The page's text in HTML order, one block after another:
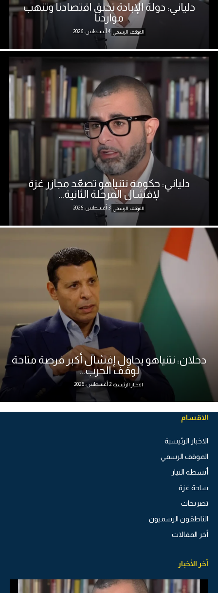
دلياني: دولة الإبادة تخنق اقتصادنا وتنهب
مواردنا
الموقف الرسمي 4 أغسطس، 2026
دلياني: حكومة نتنياهو تصعّد مجازر غزة
لإفشال المرحلة الثانية...
الموقف الرسمي 3 أغسطس، 2026
دحلان: نتنياهو يحاول إفشال أكبر فرصة متاحة
لوقف الحرب...
الاخبار الرئيسية 2 أغسطس، 2026
الاقسام
الاخبار الرئيسية
الموقف الرسمي
أنشطة التيار
ساحة غزة
تصريحات
الناطقون الرسميون
أخر المقالات
آخر الأخبار